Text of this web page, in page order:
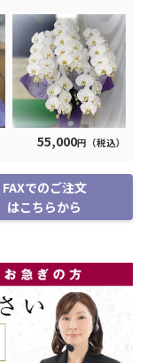
55,000円（税込）
FAXでのご注文
はこちらから